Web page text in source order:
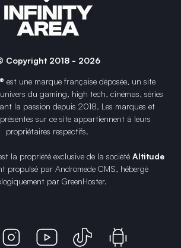
Copyright 2018 - 2026
est une marque française déposée, un site
du gaming, high tech, cinémas, séries
la passion depuis 2018. Les marques et
sur ce site appartiennent à leurs
propriétaires respectifs.
la propriété exclusive de la société Altitude
propulsé par Andromede CMS, hébergé
par GreenHoster.